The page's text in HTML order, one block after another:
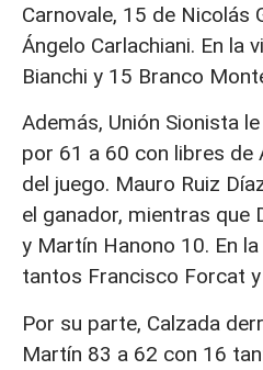
Carnovale, 15 de Nicolás
Ángelo Carlachiani. En la
Bianchi y 15 Branco
Además, Unión Sionista
por 61 a 60 con libres de
del juego. Mauro Ruiz
el ganador, mientras que
y Martín Hanono 10. En
tantos Francisco Forcat
Por su parte, Calzada
Martín 83 a 62 con 16